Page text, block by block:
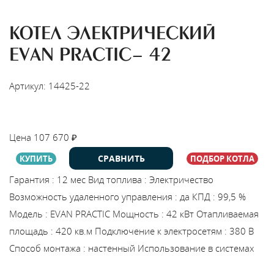
КОТЕЛ ЭЛЕКТРИЧЕСКИЙ
EVAN PRACTIC- 42
Артикул: 14425-22
Цена 107 670 ₽
КУПИТЬ СРАВНИТЬ ПОДБОР КОТЛА
Гарантия : 12 мес Вид топлива : Электричество
Возможность удаленного управления : да КПД : 99,5 %
Модель : EVAN PRACTIC Мощность : 42 кВт Отапливаемая
площадь : 420 кв.м Подключение к электросетям : 380 В
Способ монтажа : настенный Использование в системах